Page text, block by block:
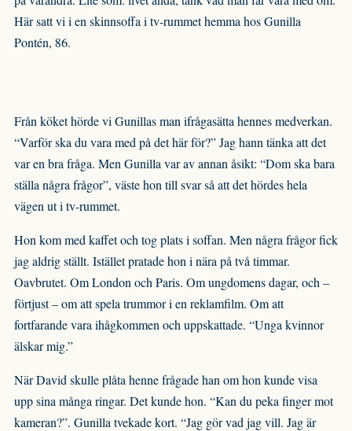
Här satt vi i en skinnsoffa i tv-rummet hemma hos Gunilla
Pontén, 86.
Från köket hörde vi Gunillas man ifrågasätta hennes medverkan.
“Varför ska du vara med på det här för?” Jag hann tänka att det
var en bra fråga. Men Gunilla var av annan åsikt: “Dom ska bara
ställa några frågor”, väste hon till svar så att det hördes hela
vägen ut i tv-rummet.
Hon kom med kaffet och tog plats i soffan. Men några frågor fick
jag aldrig ställt. Istället pratade hon i nära på två timmar.
Oavbrutet. Om London och Paris. Om ungdomens dagar, och –
förtjust – om att spela trummor i en reklamfilm. Om att
fortfarande vara ihågkommen och uppskattade. “Unga kvinnor
älskar mig.”
När David skulle plåta henne frågade han om hon kunde visa
upp sina många ringar. Det kunde hon. “Kan du peka finger mot
kameran?”. Gunilla tvekade kort. “Jag gör vad jag vill. Jag är